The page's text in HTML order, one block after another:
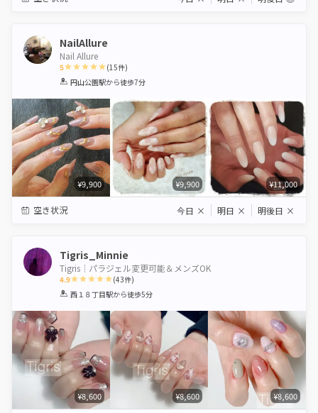
NailAllure
Nail Allure
5
1 2 3 4 5
(15件)
円山公園駅から徒歩7分
¥9,900 ¥9,900 ¥11,000
空き状況 今日 × 明日 × 明後日 ×
Tigris_Minnie
Tigris┊︎パラジェル変更可能＆メンズOK
4.9
1 2 3 4 5
(43件)
西１８丁目駅から徒歩5分
¥8,600 ¥8,600 ¥8,600